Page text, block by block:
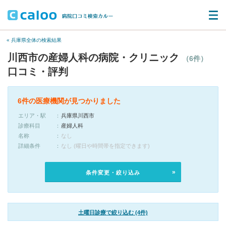
« 兵庫県全体の検索結果
川西市の産婦人科の病院・クリニック （6件）
口コミ・評判
6件の医療機関が見つかりました
エリア・駅
兵庫県川西市
診療科目
産婦人科
名称
なし
詳細条件
なし (曜日や時間帯を指定できます)
条件変更・絞り込み
土曜日診療で絞り込む (4件)